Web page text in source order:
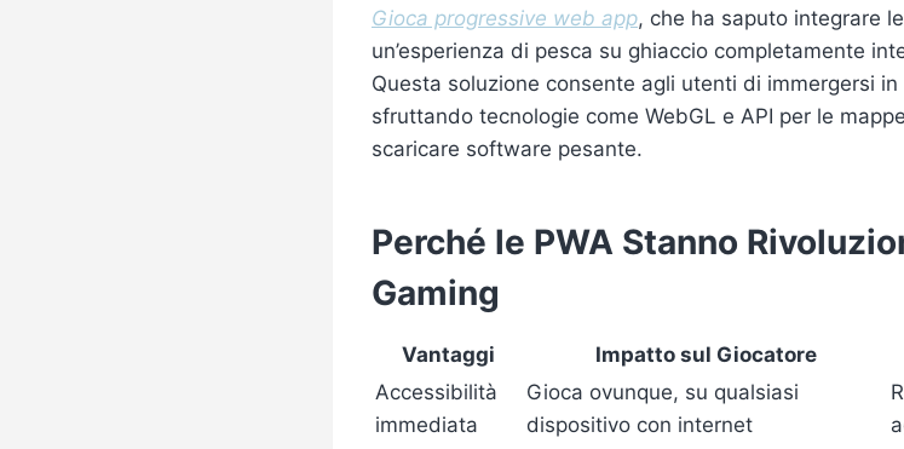
Gioca progressive web app, che ha saputo integrare
un’esperienza di pesca su ghiaccio completamente
Questa soluzione consente agli utenti di immergersi
sfruttando tecnologie come WebGL e API per le
scaricare software pesante.
Perché le PWA Stanno
Gaming
Vantaggi Impatto sul Giocatore
Accessibilità
immediata
Gioca ovunque, su qualsiasi
dispositivo con internet